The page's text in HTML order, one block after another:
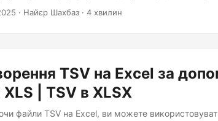
· Найєр Шахбаз · 4 хвилин
TSV на Excel за
XLS | TSV в XLSX
файли TSV на Excel, ви можете